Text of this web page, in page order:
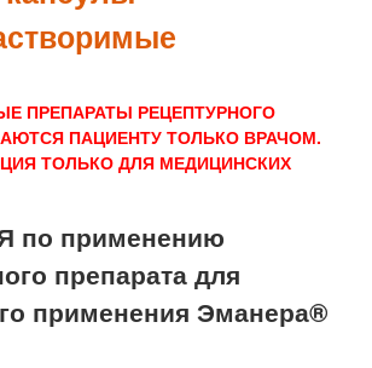
ПРЕПАРАТЫ РЕЦЕПТУРНОГО
ПАЦИЕНТУ ТОЛЬКО ВРАЧОМ.
ТОЛЬКО ДЛЯ МЕДИЦИНСКИХ
по применению
препарата для
применения Эманера®